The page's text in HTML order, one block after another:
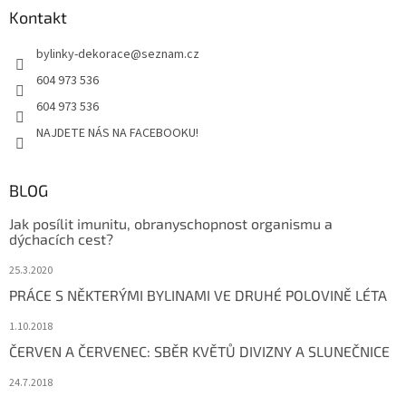
Kontakt
bylinky-dekorace@seznam.cz
604 973 536
604 973 536
NAJDETE NÁS NA FACEBOOKU!
BLOG
Jak posílit imunitu, obranyschopnost organismu a
dýchacích cest?
25.3.2020
PRÁCE S NĚKTERÝMI BYLINAMI VE DRUHÉ POLOVINĚ LÉTA
1.10.2018
ČERVEN A ČERVENEC: SBĚR KVĚTŮ DIVIZNY A SLUNEČNICE
24.7.2018